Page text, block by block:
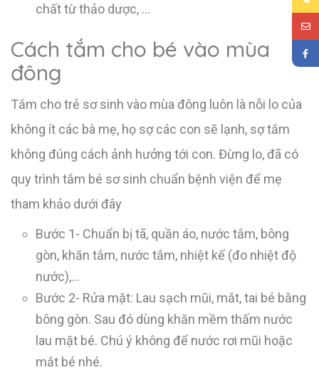
chất từ thảo dược, …
Cách tắm cho bé vào mùa
đông
Tắm cho trẻ sơ sinh vào mùa đông luôn là nỗi lo của
không ít các bà mẹ, họ sợ các con sẽ lạnh, sợ tắm
không đúng cách ảnh hưởng tới con. Đừng lo, đã có
quy trình tắm bé sơ sinh chuẩn bệnh viện để mẹ
tham khảo dưới đây
Bước 1- Chuẩn bị tã, quần áo, nước tắm, bông
gòn, khăn tắm, nước tắm, nhiệt kế (đo nhiệt độ
nước),…
Bước 2- Rửa mặt: Lau sạch mũi, mắt, tai bé bằng
bông gòn. Sau đó dùng khăn mềm thấm nước
lau mặt bé. Chú ý không để nước rơi mũi hoặc
mắt bé nhé.